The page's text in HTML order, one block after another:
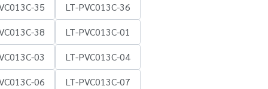
35
LT-PVC013C-36
38
LT-PVC013C-01
03
LT-PVC013C-04
06
LT-PVC013C-07